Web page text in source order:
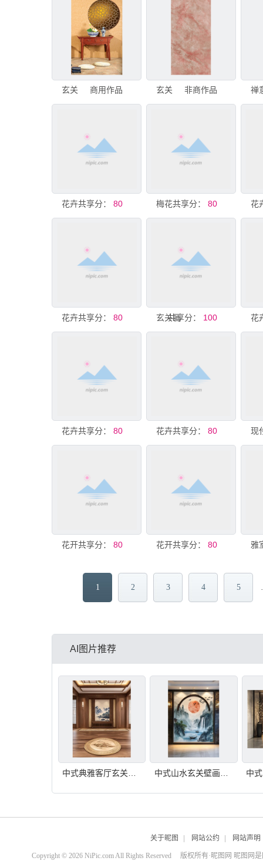
玄关 商用作品 玄关 非商作品
花卉玄关
共享分： 80 梅花玄关
共享分： 80
花卉玄关
共享分： 80 玄关画共享分： 100
花卉玄关
共享分： 80 花卉玄关
共享分： 80
花开富贵玄关
共享分： 80 花开富贵玄关
共享分： 80
1 2 3 4 5
AI图片推荐
关于昵图 | 网站公约 | 网站声明
Copyright © 2026 NiPic.com All Rights Reserved 版权所有·昵图网 昵图网